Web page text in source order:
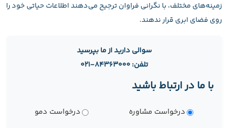
زمینه‌های مختلف، با نگرانی فراوان ترجیح می‌دهند اطلاعات حیاتی خود را
روی فضای ابری قرار ندهند.
سوالی دارید از ما بپرسید
تلفن: ۸۴۳۶۳۰۰۰-۰۲۱
با ما در ارتباط باشید
درخواست مشاوره درخواست دمو